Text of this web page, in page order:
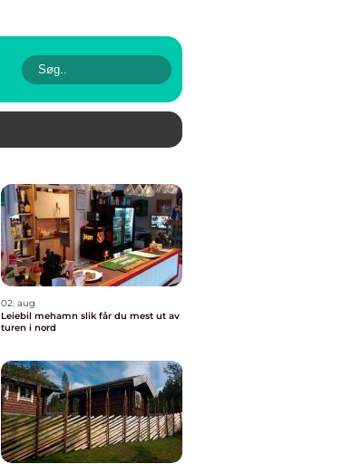
02. aug
Leiebil mehamn slik får du mest ut av
turen i nord